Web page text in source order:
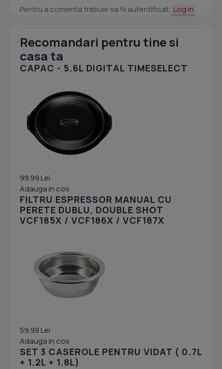
Pentru a comenta trebuie sa fii autentificat. Log in
Recomandari pentru tine si
casa ta
CAPAC - 5.6L DIGITAL TIMESELECT
99.99 Lei
Adauga in cos
FILTRU ESPRESSOR MANUAL CU
PERETE DUBLU, DOUBLE SHOT
VCF185X / VCF186X / VCF187X
59.99 Lei
Adauga in cos
SET 3 CASEROLE PENTRU VIDAT ( 0.7L
+ 1.2L + 1.8L)